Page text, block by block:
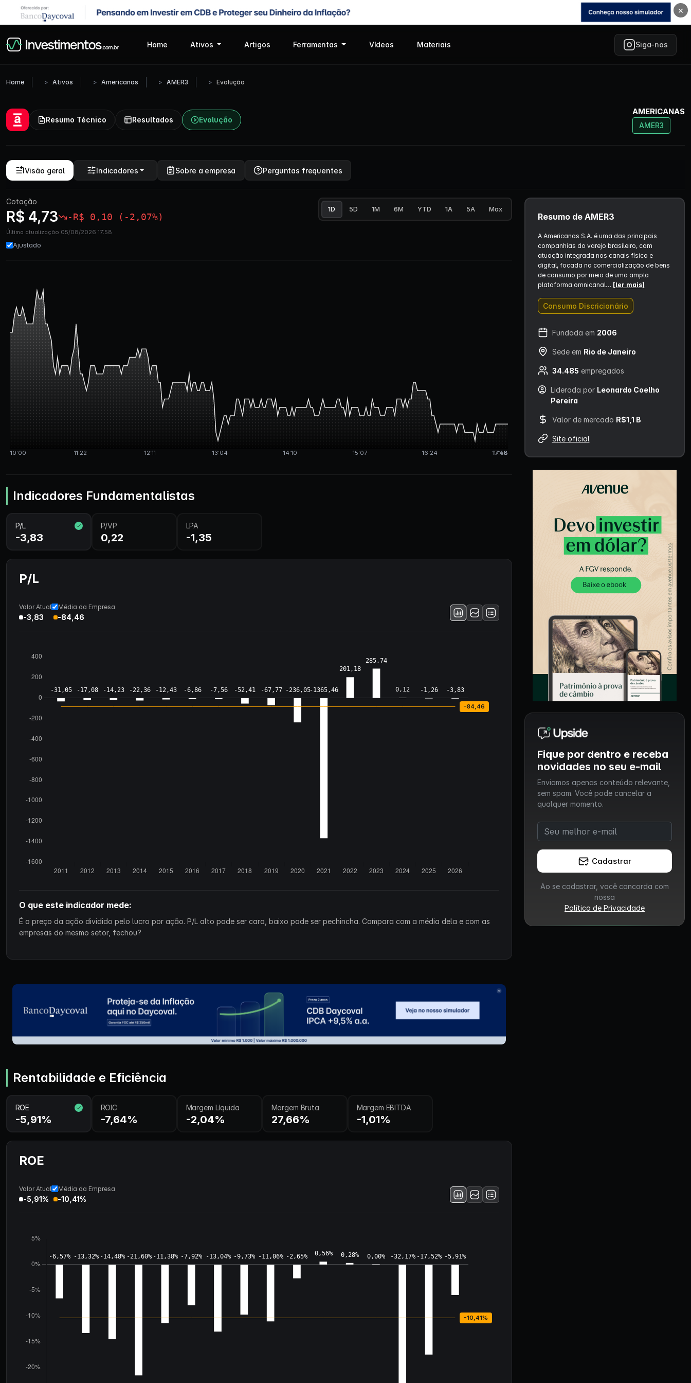
×
Home Ativos Artigos Ferramentas Vídeos Materiais Siga-nos
Home Ativos Americanas AMER3 Evolução
Resumo Técnico Resultados Evolução
AMERICANAS
AMER3
Visão geral Indicadores Sobre a empresa Perguntas frequentes
Cotação
R$ 4,73 -R$ 0,10 (-2,07%)
Última atualização 05/08/2026 17:58
Ajustado
1D 5D 1M 6M YTD 1A 5A Max
Indicadores Fundamentalistas
P/L
-3,83
P/VP
0,22
LPA
-1,35
P/L
Valor Atual
-3,83
Média da Empresa
-84,46
O que este indicador mede:
É o preço da ação dividido pelo lucro por ação. P/L alto pode ser caro, baixo pode ser pechincha. Compara com a média dela e com as
empresas do mesmo setor, fechou?
Rentabilidade e Eficiência
ROE
-5,91%
ROIC
-7,64%
Margem Líquida
-2,04%
Margem Bruta
27,66%
Margem EBITDA
-1,01%
ROE
Valor Atual
-5,91%
Média da Empresa
-10,41%
Resumo de AMER3
A Americanas S.A. é uma das principais
companhias do varejo brasileiro, com
atuação integrada nos canais físico e
digital, focada na comercialização de bens
de consumo por meio de uma ampla
plataforma omnicanal… [ler mais]
Consumo Discricionário
Fundada em 2006
Sede em Rio de Janeiro
34.485 empregados
Liderada por Leonardo Coelho
Pereira
Valor de mercado R$1,1 B
Site oficial
Fique por dentro e receba
novidades no seu e-mail
Enviamos apenas conteúdo relevante,
sem spam. Você pode cancelar a
qualquer momento.
Cadastrar
Ao se cadastrar, você concorda com
nossa
Política de Privacidade